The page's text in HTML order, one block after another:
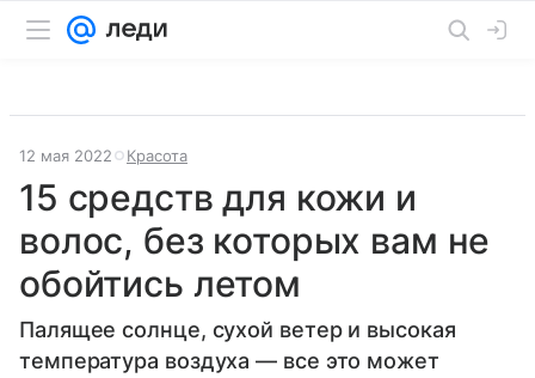
12 мая 2022 Красота
15 средств для кожи и
волос, без которых вам не
обойтись летом
Палящее солнце, сухой ветер и высокая
температура воздуха — все это может